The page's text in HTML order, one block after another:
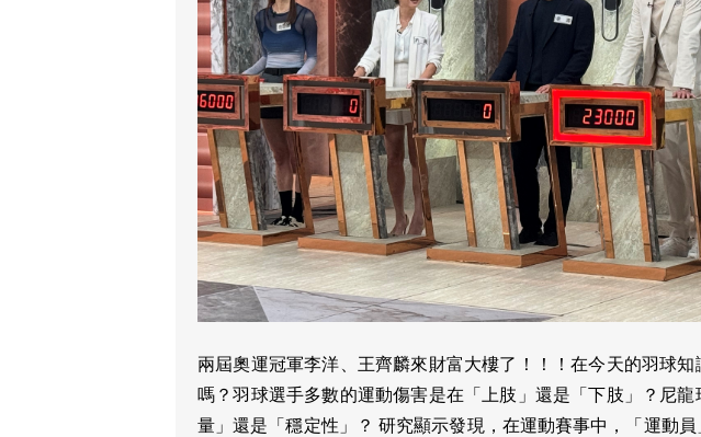
兩屆奧運冠軍李洋、王齊麟來財富大樓了！！！在今天的羽球
嗎？羽球選手多數的運動傷害是在「上肢」還是「下肢」？尼
量」還是「穩定性」？ 研究顯示發現，在運動賽事中，「運動